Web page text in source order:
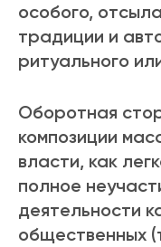
особого,
традиции и
ритуального
Оборотная
композиции
власти, как
полное
деятельности
общественных